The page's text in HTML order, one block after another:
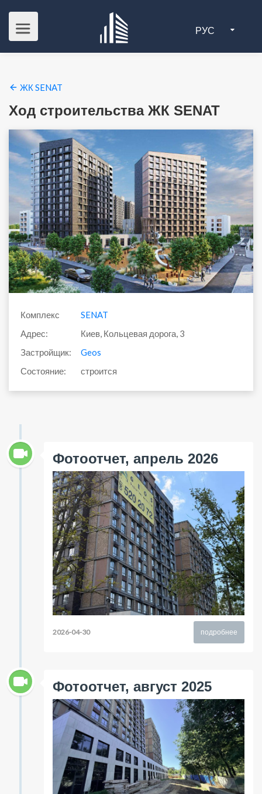
РУС
ЖК SENAT
Ход строительства ЖК SENAT
Комплекс
SENAT
Адрес:
Киев, Кольцевая дорога, 3
Застройщик:
Geos
Состояние:
строится
Фотоотчет, апрель 2026
подробнее
2026-04-30
Фотоотчет, август 2025